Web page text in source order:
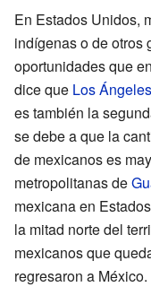
En Estados Unidos,
indígenas o de otros
oportunidades que
dice que Los Ángeles
es también la
se debe a que la
de mexicanos es
metropolitanas de
mexicana en
la mitad norte del
mexicanos que
regresaron a